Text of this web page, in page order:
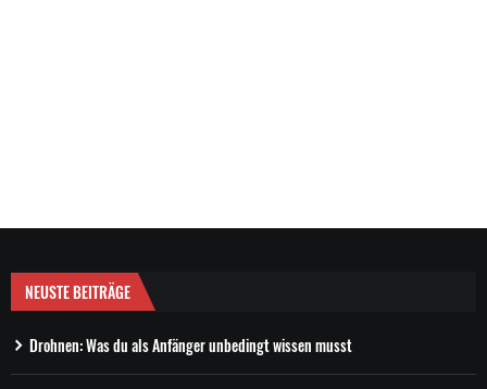
NEUSTE BEITRÄGE
Drohnen: Was du als Anfänger unbedingt wissen musst